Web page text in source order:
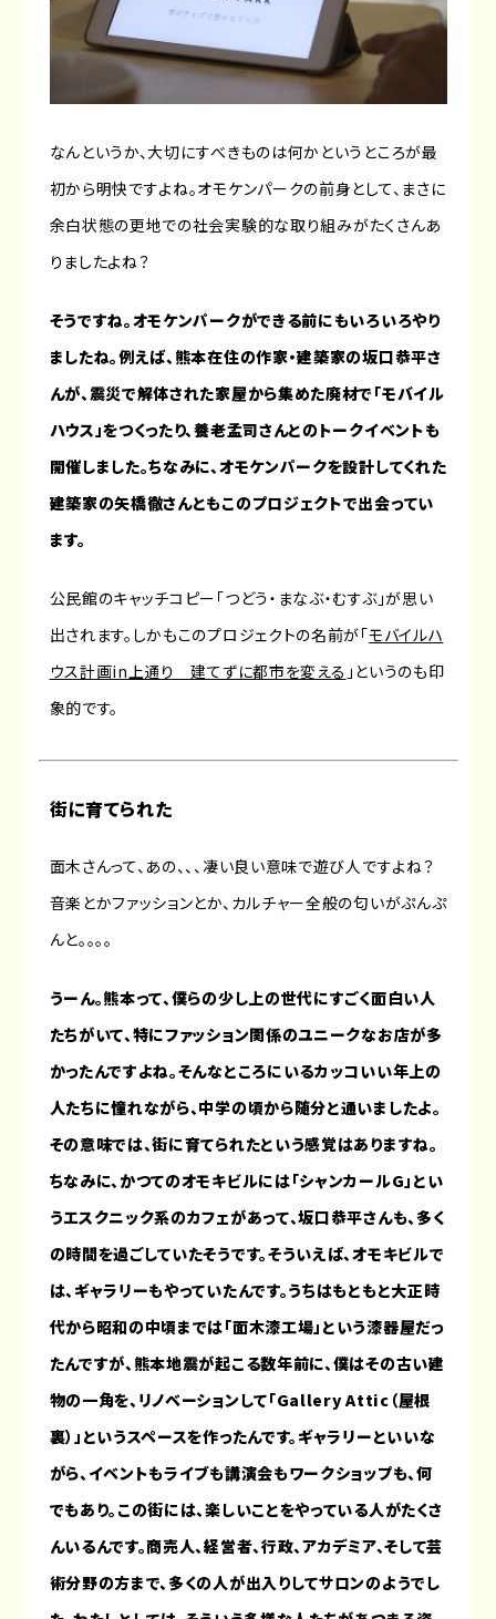
なんというか、大切にすべきものは何かというところが最
初から明快ですよね。オモケンパークの前身として、まさに
余白状態の更地での社会実験的な取り組みがたくさんあ
りましたよね？
そうですね。オモケンパークができる前にもいろいろやり
ましたね。例えば、熊本在住の作家・建築家の坂口恭平さ
んが、震災で解体された家屋から集めた廃材で「モバイル
ハウス」をつくったり、養老孟司さんとのトークイベントも
開催しました。ちなみに、オモケンパークを設計してくれた
建築家の矢橋徹さんともこのプロジェクトで出会ってい
ます。
公民館のキャッチコピー「つどう・まなぶ・むすぶ」が思い
出されます。しかもこのプロジェクトの名前が「モバイルハ
ウス計画in上通り 建てずに都市を変える 」というのも印
象的です。
街に育てられた
面木さんって、あの、、、凄い良い意味で遊び人ですよね？
音楽とかファッションとか、カルチャー全般の匂いがぷんぷ
んと。。。。
うーん。熊本って、僕らの少し上の世代にすごく面白い人
たちがいて、特にファッション関係のユニークなお店が多
かったんですよね。そんなところにいるカッコいい年上の
人たちに憧れながら、中学の頃から随分と通いましたよ。
その意味では、街に育てられたという感覚はありますね。
ちなみに、かつてのオモキビルには「シャンカールG」とい
うエスクニック系のカフェがあって、坂口恭平さんも、多く
の時間を過ごしていたそうです。そういえば、オモキビルで
は、ギャラリーもやっていたんです。うちはもともと大正時
代から昭和の中頃までは「面木漆工場」という漆器屋だっ
たんですが、熊本地震が起こる数年前に、僕はその古い建
物の一角を、リノベーションして「Gallery Attic（屋根
裏）」というスペースを作ったんです。ギャラリーといいな
がら、イベントもライブも講演会もワークショップも、何
でもあり。この街には、楽しいことをやっている人がたくさ
んいるんです。商売人、経営者、行政、アカデミア、そして芸
術分野の方まで、多くの人が出入りしてサロンのようでし